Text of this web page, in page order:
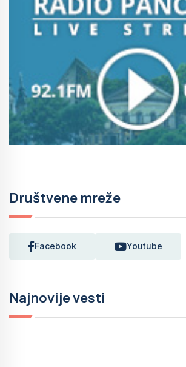
Društvene mreže
Facebook Youtube
Najnovije vesti